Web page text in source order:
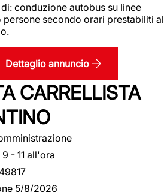
conduzione autobus su linee
secondo orari prestabiliti al
Dettaglio annuncio
CARRELLISTA
9 - 11 all'ora
5/8/2026